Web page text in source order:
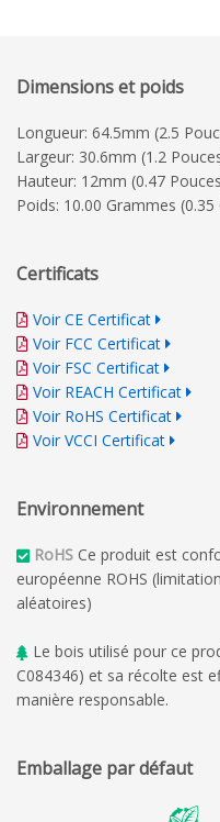
Dimensions et poids
Longueur: 64.5mm (2.5
Largeur: 30.6mm (1.2
Hauteur: 12mm (0.47
Poids: 10.00 Grammes (0.35
Certificats
Voir CE Certificat
Voir FCC Certificat
Voir FSC Certificat
Voir REACH Certificat
Voir RoHS Certificat
Voir VCCI Certificat
Environnement
RoHS Ce produit est
européenne ROHS
aléatoires)
Le bois utilisé pour ce
C084346) et sa récolte est
manière responsable.
Emballage par défaut